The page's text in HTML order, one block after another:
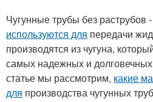
Чугунные трубы без раструбов
используются для передачи
производятся из чугуна,
самых надежных и
статье мы рассмотрим, какие
для производства чугунных